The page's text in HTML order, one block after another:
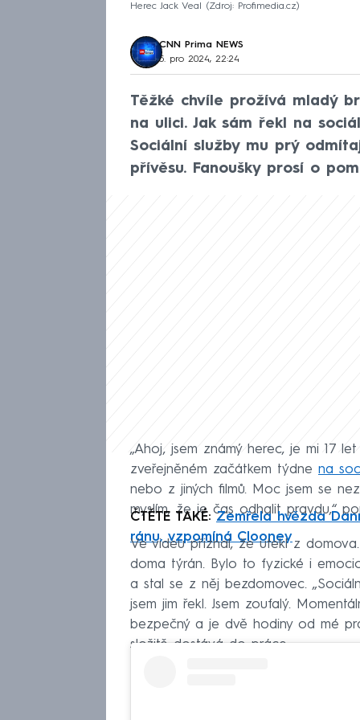
Herec Jack Veal Zdroj: Profimedia.cz
CNN Prima NEWS
5. pro 2024, 22:24
Těžké chvíle prožívá mladý
na ulici. Jak sám řekl na
Sociální služby mu prý
přívěsu. Fanoušky prosí o
„Ahoj, jsem známý herec, je mi 17
zveřejněném začátkem týdne na
nebo z jiných filmů. Moc jsem se
myslím, že je čas odhalit pravdu,“
ČTĚTE TAKÉ:Zemřela hvězda
ránu, vzpomíná Clooney
Ve videu přiznal, že utekl z
doma týrán. Bylo to fyzické i
a stal se z něj bezdomovec.
jsem jim řekl. Jsem zoufalý.
bezpečný a je dvě hodiny od mé
složitě dostává do práce.